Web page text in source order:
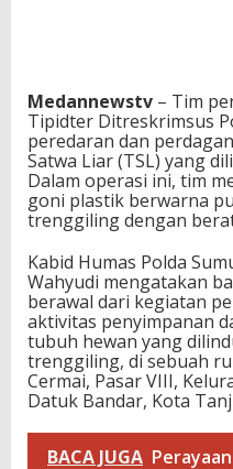
Medannewstv – Tim
Tipidter Ditreskrimsus
peredaran dan
Satwa Liar (TSL) yang
Dalam operasi ini, tim
goni plastik berwarna
trenggiling dengan
Kabid Humas Polda
Wahyudi mengatakan
berawal dari kegiatan
aktivitas penyimpanan
tubuh hewan yang
trenggiling, di sebuah
Cermai, Pasar VIII,
Datuk Bandar, Kota
BACA JUGA